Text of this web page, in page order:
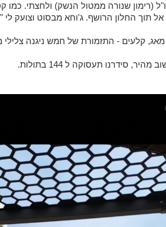
(רימון שנורה ממטול הנשק) ולחצתי. כמו
אל תוך החלון הרושף. ג'וחא מבסוט וצועק לי
מאג, קלעים - התזמורת של חמש ניגנה
מהיר, סידרנו תעסוקה ל 144 בתולות.